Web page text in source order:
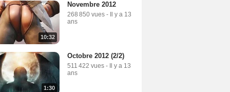
10:32
Novembre 2012
268 850 vues -
Il y a 13
ans
1:30
Octobre 2012 (2/2)
511 422 vues - Il y a 13
ans